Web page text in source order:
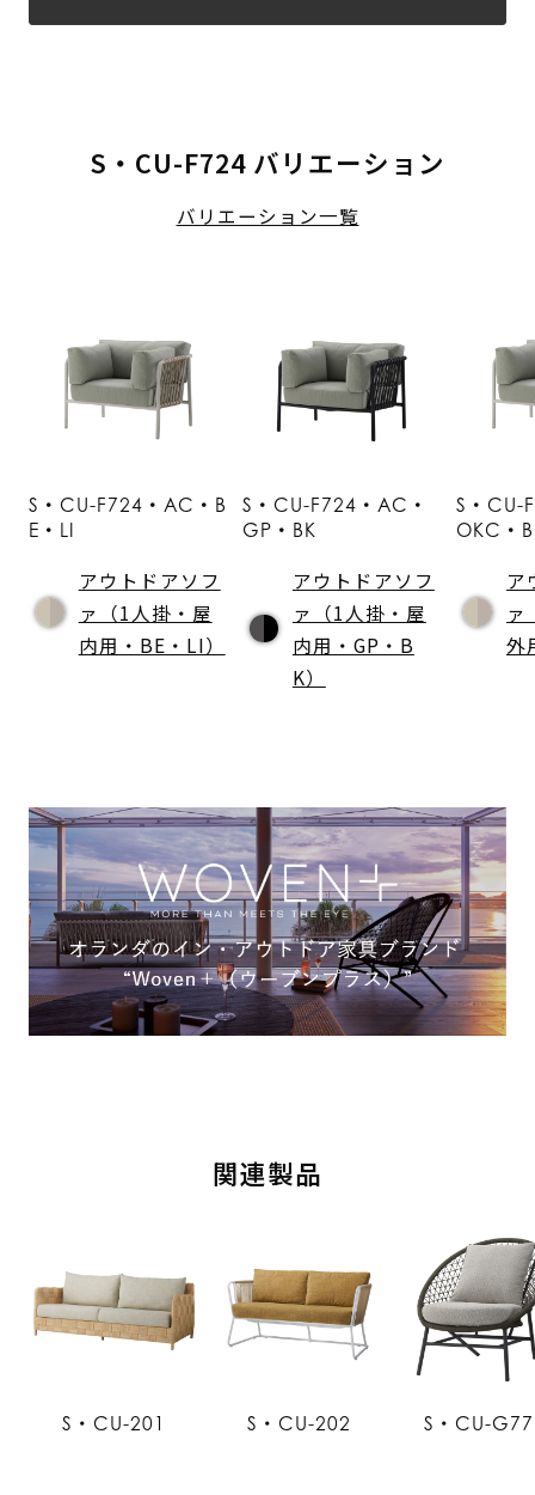
S・CU-F724 バリエーション
バリエーション一覧
S・CU-F724・AC・B
E・LI
アウトドアソフ
ァ（1人掛・屋
内用・BE・LI）
S・CU-F724・AC・
GP・BK
アウトドアソフ
ァ（1人掛・屋
内用・GP・B
K）
S・CU-
OKC・
ア
ァ
外
関連製品
S・CU-201 S・CU-202 S・CU-